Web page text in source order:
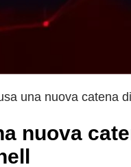
una nuova catena
nuova